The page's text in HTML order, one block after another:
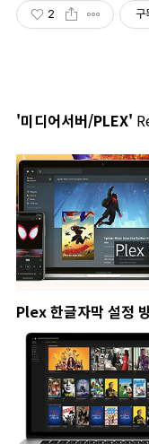
2 구
'미디어서버/PLEX'
Plex 한글자막 설정